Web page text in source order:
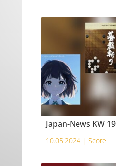
Japan-News KW 19
10.05.2024 | Score